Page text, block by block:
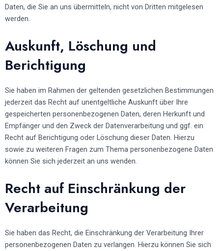
Daten, die Sie an uns übermitteln, nicht von Dritten mitgelesen
werden.
Auskunft, Löschung und
Berichtigung
Sie haben im Rahmen der geltenden gesetzlichen Bestimmungen
jederzeit das Recht auf unentgeltliche Auskunft über Ihre
gespeicherten personenbezogenen Daten, deren Herkunft und
Empfänger und den Zweck der Datenverarbeitung und ggf. ein
Recht auf Berichtigung oder Löschung dieser Daten. Hierzu
sowie zu weiteren Fragen zum Thema personenbezogene Daten
können Sie sich jederzeit an uns wenden.
Recht auf Einschränkung der
Verarbeitung
Sie haben das Recht, die Einschränkung der Verarbeitung Ihrer
personenbezogenen Daten zu verlangen. Hierzu können Sie sich